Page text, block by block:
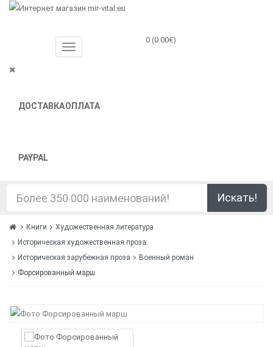
ДОСТАВКАОПЛАТА
PAYPAL
0 (0.00€)
Искать!
Книги
Художественная литература
Историческая художественная проза
Историческая зарубежная проза
Военный роман
Форсированный марш